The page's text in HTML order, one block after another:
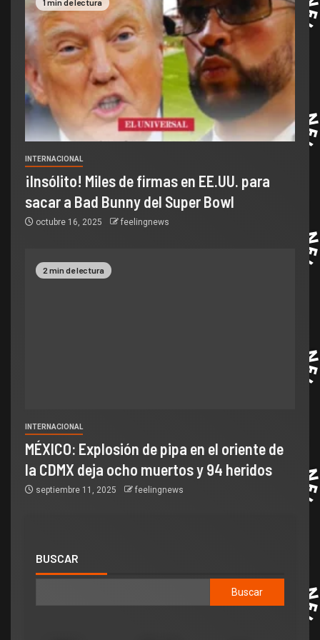
1 min de lectura
INTERNACIONAL
¡Insólito! Miles de firmas en EE.UU. para
sacar a Bad Bunny del Super Bowl
octubre 16, 2025 feelingnews
2 min de lectura
INTERNACIONAL
MÉXICO: Explosión de pipa en el oriente de
la CDMX deja ocho muertos y 94 heridos
septiembre 11, 2025 feelingnews
BUSCAR
Buscar